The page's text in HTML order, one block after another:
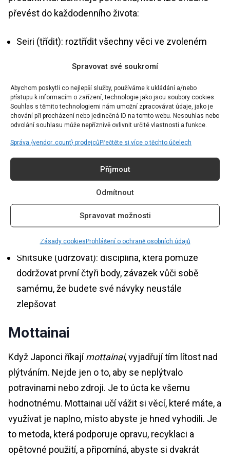
Spravovat své soukromí
Abychom poskytli co nejlepší služby, používáme k ukládání a/nebo
přístupu k informacím o zařízení, technologie jako jsou soubory cookies.
Souhlas s těmito technologiemi nám umožní zpracovávat údaje, jako je
chování při procházení nebo jedinečná ID na tomto webu. Nesouhlas nebo
odvolání souhlasu může nepříznivě ovlivnit určité vlastnosti a funkce.
Správa {vendor_count} prodejcůPřečtěte si více o těchto účelech
Příjmout
Odmítnout
Spravovat možnosti
Zásady cookiesProhlášení o ochraně osobních údajů
převést do každodenního života:
Seiri (třídit): roztřídit všechny věci ve zvoleném
nepotřebné vyhodit
Seiton (uspořádat): každá věc musí mít jasně
určené místo, abyste ji mohli vždy najít a vrátit na
stejné místo, cílem je efektivita a omezení
Seiso (zazářit): úklid prostoru v průběhu jeho
uspořádávání, součástí je pravidelné utírání prachu
a čištění
Seiketsu (standardizovat): vytvoření pravidel a
rutiny, které pomohou udržet pořádek, proměna
úklidu z jednorázové povinnosti na standardní
proces
Shitsuke (udržovat): disciplína, která pomůže
dodržovat první čtyři body, závazek vůči sobě
samému, že budete své návyky neustále
zlepšovat
Mottainai
Když Japonci říkajímottainai, vyjadřují tím lítost nad
plýtváním. Nejde jen o to, aby se neplýtvalo
potravinami nebo zdroji. Je to úcta ke všemu
hodnotnému. Mottainai učí vážit si věcí, které máte, a
využívat je naplno, místo abyste je hned vyhodili. Je
to metoda, která podporuje opravu, recyklaci a
opětovné použití, a připomíná, abyste si dvakrát